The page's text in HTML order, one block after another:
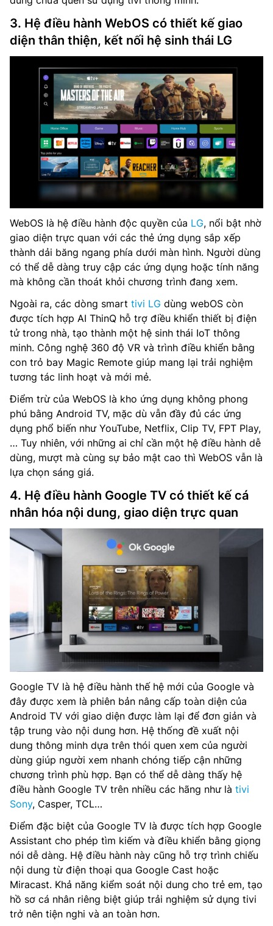
3. Hệ điều hành WebOS có thiết kế giao
diện thân thiện, kết nối hệ sinh thái LG
WebOS là hệ điều hành độc quyền của LG, nổi bật nhờ
giao diện trực quan với các thẻ ứng dụng sắp xếp
thành dải băng ngang phía dưới màn hình. Người dùng
có thể dễ dàng truy cập các ứng dụng hoặc tính năng
mà không cần thoát khỏi chương trình đang xem.
Ngoài ra, các dòng smart tivi LG dùng webOS còn
được tích hợp AI ThinQ hỗ trợ điều khiển thiết bị điện
tử trong nhà, tạo thành một hệ sinh thái IoT thông
minh. Công nghệ 360 độ VR và trình điều khiển bằng
con trỏ bay Magic Remote giúp mang lại trải nghiệm
tương tác linh hoạt và mới mẻ.
Điểm trừ của WebOS là kho ứng dụng không phong
phú bằng Android TV, mặc dù vẫn đầy đủ các ứng
dụng phổ biến như YouTube, Netflix, Clip TV, FPT Play,
… Tuy nhiên, với những ai chỉ cần một hệ điều hành dễ
dùng, mượt mà cùng sự bảo mật cao thì WebOS vẫn là
lựa chọn sáng giá.
4. Hệ điều hành Google TV có thiết kế cá
nhân hóa nội dung, giao diện trực quan
Google TV là hệ điều hành thế hệ mới của Google và
đây được xem là phiên bản nâng cấp toàn diện của
Android TV với giao diện được làm lại để đơn giản và
tập trung vào nội dung hơn. Hệ thống đề xuất nội
dung thông minh dựa trên thói quen xem của người
dùng giúp người xem nhanh chóng tiếp cận những
chương trình phù hợp. Bạn có thể dễ dàng thấy hệ
điều hành Google TV trên nhiều các hãng như là tivi
Sony, Casper, TCL…
Điểm đặc biệt của Google TV là được tích hợp Google
Assistant cho phép tìm kiếm và điều khiển bằng giọng
nói dễ dàng. Hệ điều hành này cũng hỗ trợ trình chiếu
nội dung từ điện thoại qua Google Cast hoặc
Miracast. Khả năng kiểm soát nội dung cho trẻ em, tạo
hồ sơ cá nhân riêng biệt giúp trải nghiệm sử dụng tivi
trở nên tiện nghi và an toàn hơn.